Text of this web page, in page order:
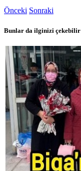
Önceki Sonraki
Bunlar da ilginizi çekebilir